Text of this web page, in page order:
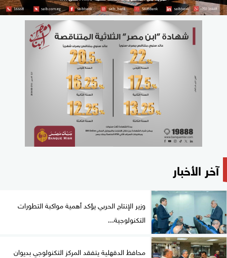
آخر الأخبار
وزير الإنتاج الحربي يؤكد أهمية مواكبة التطورات
التكنولوجية...
محافظ الدقهلية يتفقد المركز التكنولوجي بديوان